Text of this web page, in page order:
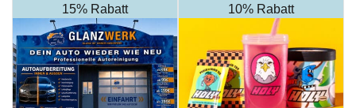
15% Rabatt 10% Rabatt